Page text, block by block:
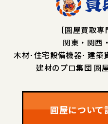
［圓屋買取
関東・関西
木材･住宅設備機器･ 建築
建材のプロ集団 圓
圓屋について